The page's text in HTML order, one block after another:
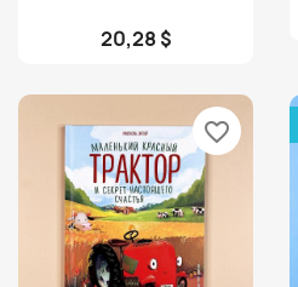
20,28 $
favorite_border